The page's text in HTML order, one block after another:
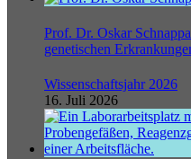
Prof. Dr. Oskar
genetischen
Wissenschaftsjahr 2026
16. Juli 2026